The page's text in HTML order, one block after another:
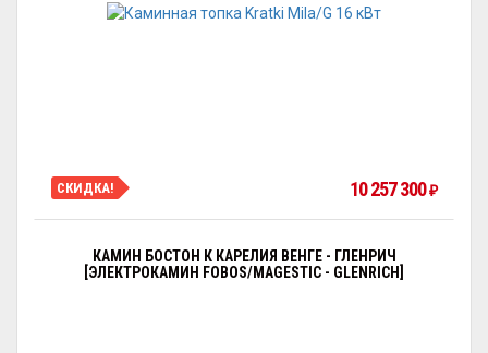
СКИДКА! 10 257 300₽
КАМИН БОСТОН К КАРЕЛИЯ ВЕНГЕ - ГЛЕНРИЧ
[ЭЛЕКТРОКАМИН FOBOS/MAGESTIC - GLENRICH]